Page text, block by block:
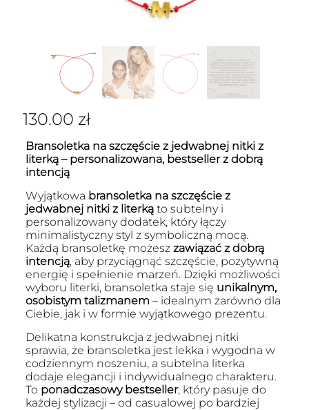
130.00 zł
Bransoletka na szczęście z jedwabnej nitki z
literką – personalizowana, bestseller z dobrą
intencją
Wyjątkowa bransoletka na szczęście z
jedwabnej nitki z literkąto subtelny i
personalizowany dodatek, który łączy
minimalistyczny styl z symboliczną mocą.
Każdą bransoletkę możesz zawiązać z dobrą
intencją, aby przyciągnąć szczęście, pozytywną
energię i spełnienie marzeń. Dzięki możliwości
wyboru literki, bransoletka staje się unikalnym,
osobistym talizmanem – idealnym zarówno dla
Ciebie, jak i w formie wyjątkowego prezentu.
Delikatna konstrukcja z jedwabnej nitki
sprawia, że bransoletka jest lekka i wygodna w
codziennym noszeniu, a subtelna literka
dodaje elegancji i indywidualnego charakteru.
To ponadczasowy bestseller, który pasuje do
każdej stylizacji – od casualowej po bardziej